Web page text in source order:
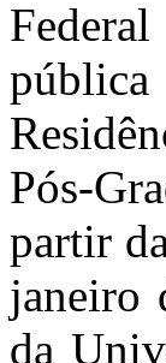
Pós-
partir
janeiro
da